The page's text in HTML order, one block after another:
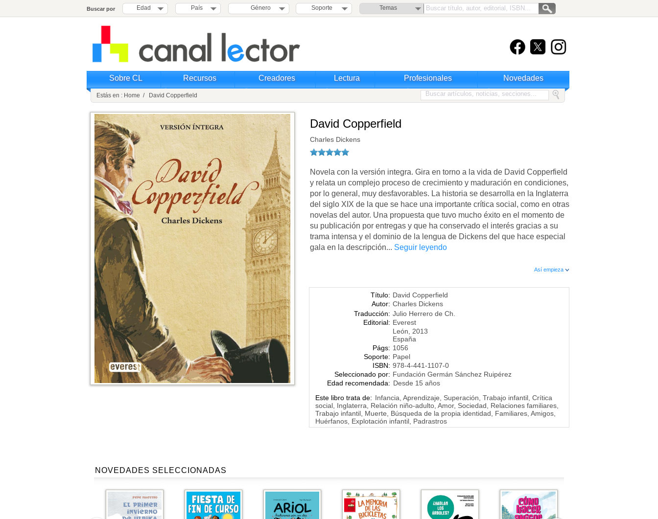
Buscar por Edad País Género Soporte Temas
Sobre CL Recursos Creadores Lectura Profesionales Novedades
Estás en : Home / David Copperfield
David Copperfield
Charles Dickens
Novela con la versión integra. Gira en torno a la vida de David Copperfield
y relata un complejo proceso de crecimiento y maduración en condiciones,
por lo general, muy desfavorables. La historia se desarrolla en la Inglaterra
del siglo XIX de la que se hace una importante crítica social, como en otras
novelas del autor. Una propuesta que tuvo mucho éxito en el momento de
su publicación por entregas y que ha conservado el interés gracias a su
trama intensa y el dominio de la lengua de Dickens del que hace especial
gala en la descripción... Seguir leyendo
Así empieza
Título: David Copperfield
Autor: Charles Dickens
Traducción: Julio Herrero de Ch.
Editorial: Everest
León, 2013
España
Págs: 1056
Soporte: Papel
ISBN: 978-4-441-1107-0
Seleccionado por: Fundación Germán Sánchez Ruipérez
Edad recomendada: Desde 15 años
Este libro trata de: Infancia, Aprendizaje, Superación, Trabajo infantil, Crítica
social, Inglaterra, Relación niño-adulto, Amor, Sociedad, Relaciones familiares,
Trabajo infantil, Muerte, Búsqueda de la propia identidad, Familiares, Amigos,
Huérfanos, Explotación infantil, Padrastros
NOVEDADES SELECCIONADAS